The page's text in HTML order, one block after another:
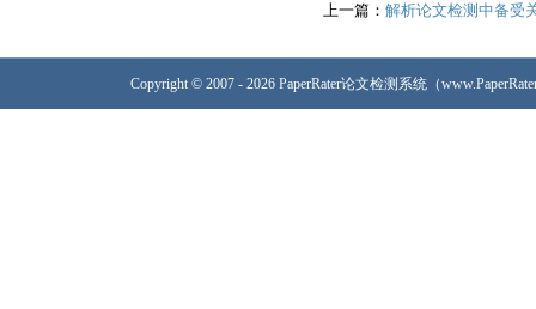
上一篇： 解析论文检测中备受
Copyright © 2007 - 2026 PaperRater论文检测系统（